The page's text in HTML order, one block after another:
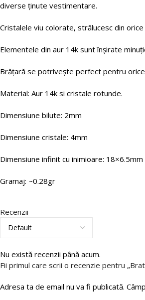
diverse ținute vestimentare.
Cristalele viu colorate, strălucesc din
Elementele din aur 14k sunt înșirate
Brățară se potrivește perfect pentru
Material: Aur 14k si cristale rotunde.
Dimensiune bilute: 2mm
Dimensiune cristale: 4mm
Dimensiune infinit cu inimioare: 18×6.5mm
Gramaj: ~0.28gr
Recenzii
Nu există recenzii până acum.
Fii primul care scrii o recenzie pentru
Adresa ta de email nu va fi publicată.